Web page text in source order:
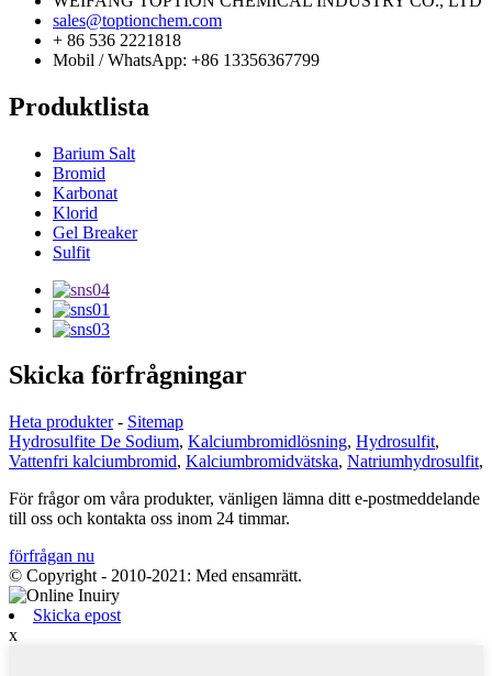
sales@toptionchem.com
+ 86 536 2221818
Mobil / WhatsApp: +86 13356367799
Produktlista
Barium Salt
Bromid
Karbonat
Klorid
Gel Breaker
Sulfit
Skicka förfrågningar
Heta produkter- Sitemap
Hydrosulfite De Sodium, Kalciumbromidlösning, Hydrosulfit,
Vattenfri kalciumbromid, Kalciumbromidvätska, Natriumhydrosulfit,
För frågor om våra produkter, vänligen lämna ditt e-postmeddelande
till oss och kontakta oss inom 24 timmar.
förfrågan nu
© Copyright - 2010-2021: Med ensamrätt.
Skicka epost
x